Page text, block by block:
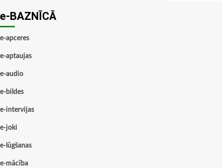
e-BAZNĪCĀ
e-apceres
e-aptaujas
e-audio
e-bildes
e-intervijas
e-joki
e-lūgšanas
e-mācība